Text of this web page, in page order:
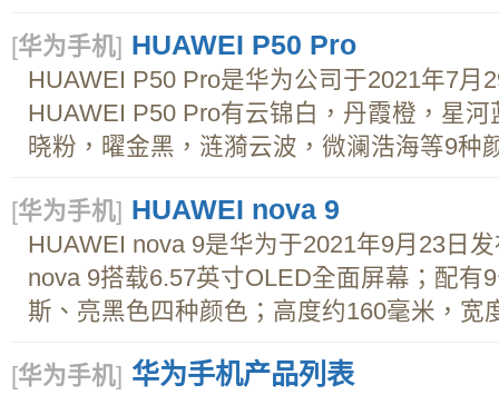
[华为手机] HUAWEI P50 Pro
HUAWEI P50 Pro是华为公司于2021年7月
HUAWEI P50 Pro有云锦白，丹霞橙，星
晓粉，曜金黑，涟漪云波，微澜浩海等9种
[华为手机] HUAWEI nova 9
HUAWEI nova 9是华为于2021年9月23日
nova 9搭载6.57英寸OLED全面屏幕；配有
斯、亮黑色四种颜色；高度约160毫米，宽
[华为手机] 华为手机产品列表